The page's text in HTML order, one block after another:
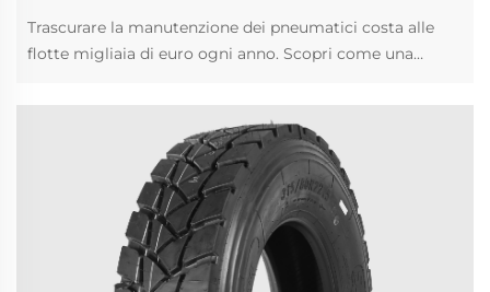
Trascurare la manutenzione dei pneumatici costa alle
flotte migliaia di euro ogni anno. Scopri come una
sull’investimento. Scarica subito la tua guida alla
manutenzione B2B.